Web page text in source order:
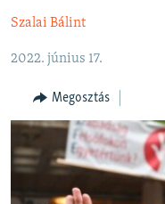
tartalomjegyzékre
ELEMZŐ
NER15
SZABADON
TÁRSADALOM
DEMOKRÁCIA
A PÉNZ NYOMÁBAN
Szalai Bálint
2022. június 17.
Megosztás